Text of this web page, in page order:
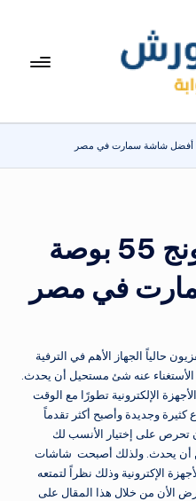
شاشات سامسونج 55 بوصة
في مصر
حالياً الجهاز الأهم في الترفية
عنه شئ مستحيل أن يحدث.
الإلكترونية تطورًا مع الوقت
كثيرة وجديدة وأصبح أكثر تقدماً
على إختيار الأنسب لك
أن يحدث. ولذلك أصبحت شاشات
الإكترونية وذلك نظراً لتمتعه
الأن من خلال هذا المقال على